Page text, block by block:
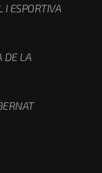
I ESPORTIVA
DE LA